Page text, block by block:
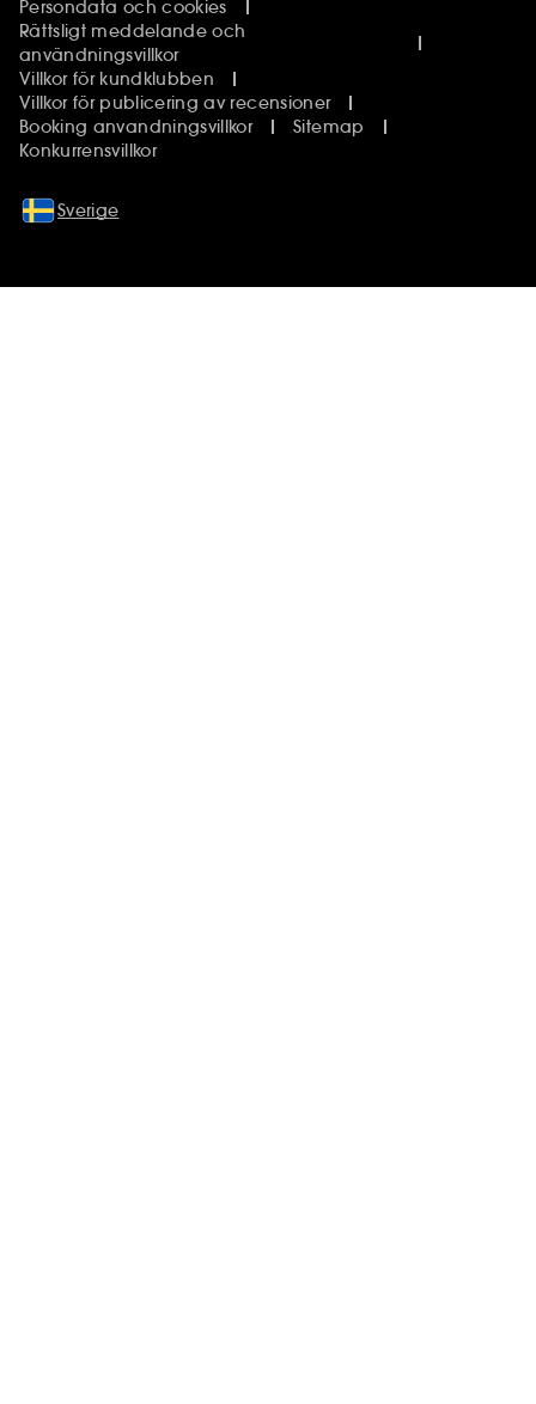
Persondata och cookies
Rättsligt meddelande och
användningsvillkor
Villkor för kundklubben
Villkor för publicering av recensioner
Booking anvandningsvillkor
Sitemap
Konkurrensvillkor
Sverige